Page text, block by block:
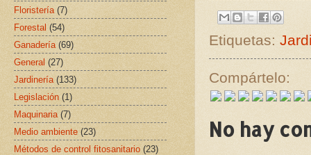
Etiquetas:
Compártelo:
No hay
Floristería (7)
Forestal (54)
Ganadería (69)
General (27)
Jardinería (133)
Legislación (1)
Maquinaria (7)
Medio ambiente (23)
Métodos de control fitosanitario (23)